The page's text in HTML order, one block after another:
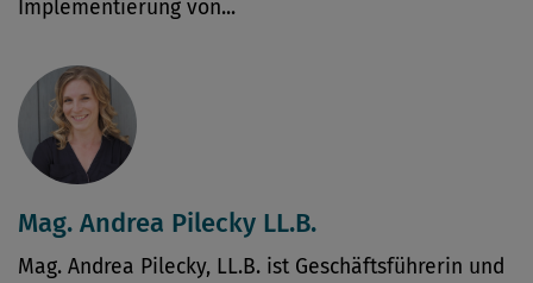
Implementierung von...
Mag. Andrea Pilecky LL.B.
Mag. Andrea Pilecky, LL.B. ist Geschäftsführerin und